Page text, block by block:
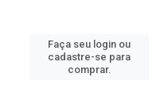
Faça seu login ou
cadastre-se para
comprar.